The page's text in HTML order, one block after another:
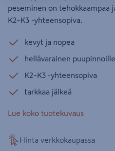
peseminen on tehokkaampaa
K2–K3 -yhteensopiva.
kevyt ja nopea
hellävarainen puupinnoille
K2–K3 -yhteensopiva
tarkkaa jälkeä
Lue koko tuotekuvaus
Hinta verkkokaupassa